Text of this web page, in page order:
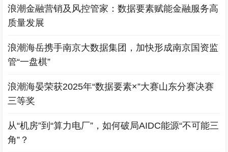
浪潮金融营销及风控管家：数据要素赋能金融服务高
质量发展
浪潮海岳携手南京大数据集团，加快形成南京国资监
管“一盘棋”
浪潮海晏荣获2025年“数据要素×”大赛山东分赛决赛
三等奖
从“机房”到“算力电厂”，如何破局AIDC能源“不可能三
角”？